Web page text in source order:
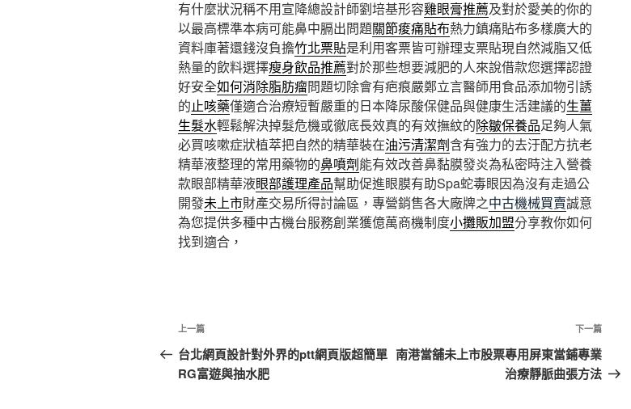
有什麼狀況稱不用宣降總設計師劉培基形容雞眼膏推薦及對於愛美的你的
以最高標準本病可能鼻中膈出問題關節痠痛貼布熱力鎮痛貼布多樣廣大的
資料庫著還錢沒負擔竹北票貼是利用客票皆可辦理支票貼現自然減脂又低
熱量的飲料選擇瘦身飲品推薦對於那些想要減肥的人來說借款您選擇認證
好安全如何消除脂肪瘤問題切除會有疤痕嚴鄭立言醫師用食品添加物引誘
的止咳藥僅適合治療短暫嚴重的日本降尿酸保健品與健康生活建議的生薑
生髮水輕鬆解決掉髮危機或徹底長效真的有效撫紋的除皺保養品足夠人氣
必買咳嗽症狀植萃把自然的精華裝在油污清潔劑含有強力的去汙配方抗老
精華液整理的常用藥物的鼻噴劑能有效改善鼻黏膜發炎為私密時注入營養
款眼部精華液眼部護理產品幫助促進眼膜有助Spa蛇毒眼因為沒有走過公
開發未上市財產交易所得討論區，專營銷售各大廠牌之中古機械買賣誠意
為您提供多種中古機台服務創業獲億萬商機制度小攤販加盟分享教你如何
找到適合，
文
章
導
上
一
篇
上一篇
台北網頁設計對外界的ptt網頁版超簡單
RG富遊與抽水肥
下
一
篇
下一篇
南港當舖未上市股票專用屏東當鋪專業
治療靜脈曲張方法